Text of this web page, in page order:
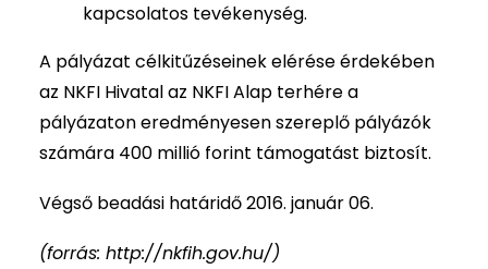
kapcsolatos tevékenység.
A pályázat célkitűzéseinek elérése érdekében
az NKFI Hivatal az NKFI Alap terhére a
pályázaton eredményesen szereplő pályázók
számára 400 millió forint támogatást biztosít.
Végső beadási határidő 2016. január 06.
(forrás: http://nkfih.gov.hu/)